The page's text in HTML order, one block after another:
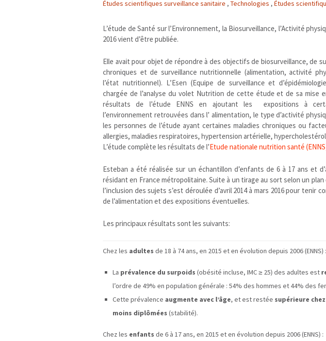
Contaminations chimiques
Déchets
Décisions politiques et juridiques
Eau
Énergies
Environnement numérique
Études scientifiques
Logement
Modes de comportement
offre de soins
Publications recommandées
réglementaire
Technologies
Études scientifiques surveillance sanitaire , Technologies , Études
L’étude de Santé sur l’Environnement, la Biosurveillance, l’Activité
2016 vient d’être publiée.
Elle avait pour objet de répondre à des objectifs de biosurveillance, de
chroniques et de surveillance nutritionnelle (alimentation, activité
l’état nutritionnel). L’Esen (Equipe de surveillance et
chargée de l’analyse du volet Nutrition de cette étude et de sa mise
résultats de l’étude ENNS en ajoutant les expositions à
l’environnement retrouvées dans l’ alimentation, le type d’activité
les personnes de l’étude ayant certaines maladies chroniques ou
allergies, maladies respiratoires, hypertension artérielle,
L’étude complète les résultats de l’Etude nationale nutrition santé
Esteban a été réalisée sur un échantillon d’enfants de 6 à 17 ans et
résidant en France métropolitaine. Suite à un tirage au sort selon un plan
l’inclusion des sujets s’est déroulée d’avril 2014 à mars 2016 pour tenir
de l’alimentation et des expositions éventuelles.
Les principaux résultats sont les suivants:
Chez les adultes de 18 à 74 ans, en 2015 et en évolution depuis 2006 (ENNS) :
La prévalence du surpoids (obésité incluse, IMC ≥ 25) des adultes est
l’ordre de 49% en population générale : 54% des hommes et 44% des
Cette prévalence augmente avec l’âge, et est restée supérieure
moins diplômées (stabilité).
Chez les enfants de 6 à 17 ans, en 2015 et en évolution depuis 2006 (ENNS) :